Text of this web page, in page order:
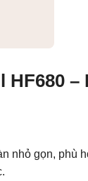
HF680
nhỏ gọn,